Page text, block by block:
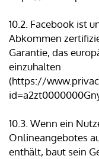
10.2. Facebook ist
Abkommen
Garantie, das
einzuhalten
(https://
10.3. Wenn ein
Onlineangebotes
enthält, baut sein